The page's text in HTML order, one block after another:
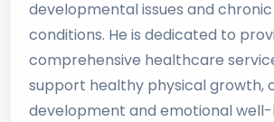
developmental issues and
conditions. He is dedicated to
comprehensive healthcare
support healthy physical growth,
development and emotional well-